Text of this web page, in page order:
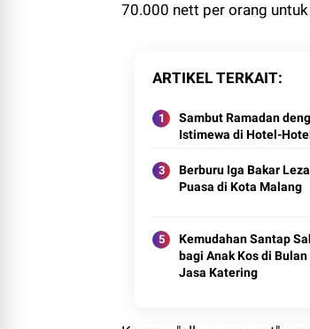
70.000 nett per orang
ARTIKEL TERKAIT
Sambut Ramadan
Istimewa di Hotel-
Berburu Iga Bakar
Puasa di Kota Malang
Kemudahan Santap
bagi Anak Kos di
Jasa Katering